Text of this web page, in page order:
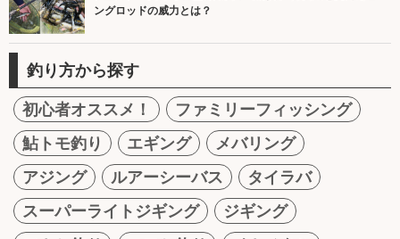
ングロッドの威力とは？
釣り方から探す
初心者オススメ！
ファミリーフィッシング
鮎トモ釣り
エギング
メバリング
アジング
ルアーシーバス
タイラバ
スーパーライトジギング
ジギング